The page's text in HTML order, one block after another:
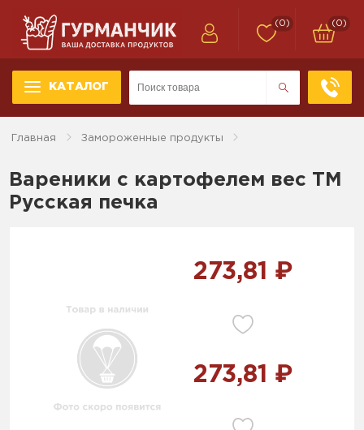
КАТАЛОГ
(0) (0)
Главная Замороженные продукты
Вареники с картофелем вес ТМ
Русская печка
273,81 ₽
273,81 ₽